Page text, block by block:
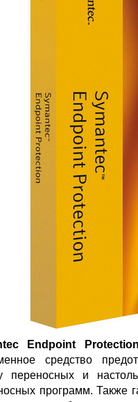
Endpoint
средство
переносных и
программ. Также